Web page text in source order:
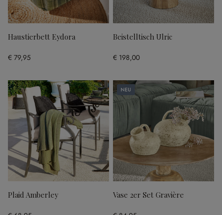
Haustierbett Eydora
€ 79,95
Beistelltisch Ulric
€ 198,00
Plaid Amberley
Neu
Vase 2er Set Gravière